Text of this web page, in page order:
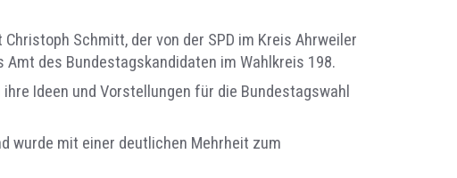
Schmitt, der von der SPD im Kreis Ahrweiler
des Bundestagskandidaten im Wahlkreis 198.
Ideen und Vorstellungen für die Bundestagswahl
wurde mit einer deutlichen Mehrheit zum